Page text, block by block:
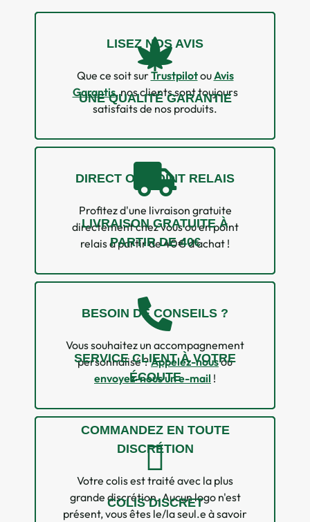
UNE QUALITÉ GARANTIE
LISEZ NOS AVIS
Que ce soit surTrustpilotouAvis
Garantis, nos clients sont toujours
satisfaits de nos produits.
LIVRAISON GRATUITE À
PARTIR DE 40€
DIRECT OU POINT RELAIS
Profitez d'une livraison gratuite
directement chez vous ou en point
relais à partir de 40€ d'achat !
SERVICE CLIENT À VOTRE
ÉCOUTE
BESOIN DE CONSEILS ?
Vous souhaitez un accompagnement
personnalisé ?Appelez-nousou
envoyez-nous un e-mail !
COLIS DISCRET
COMMANDEZ EN TOUTE
DISCRÉTION
Votre colis est traité avec la plus
grande discrétion. Aucun logo n'est
présent, vous êtes le/la seul.e à savoir